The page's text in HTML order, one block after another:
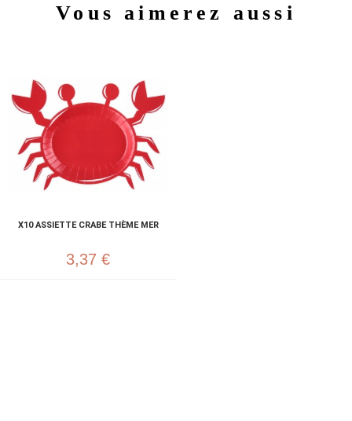
Vous aimerez aussi
X10 ASSIETTE CRABE THÈME MER
3,37 €